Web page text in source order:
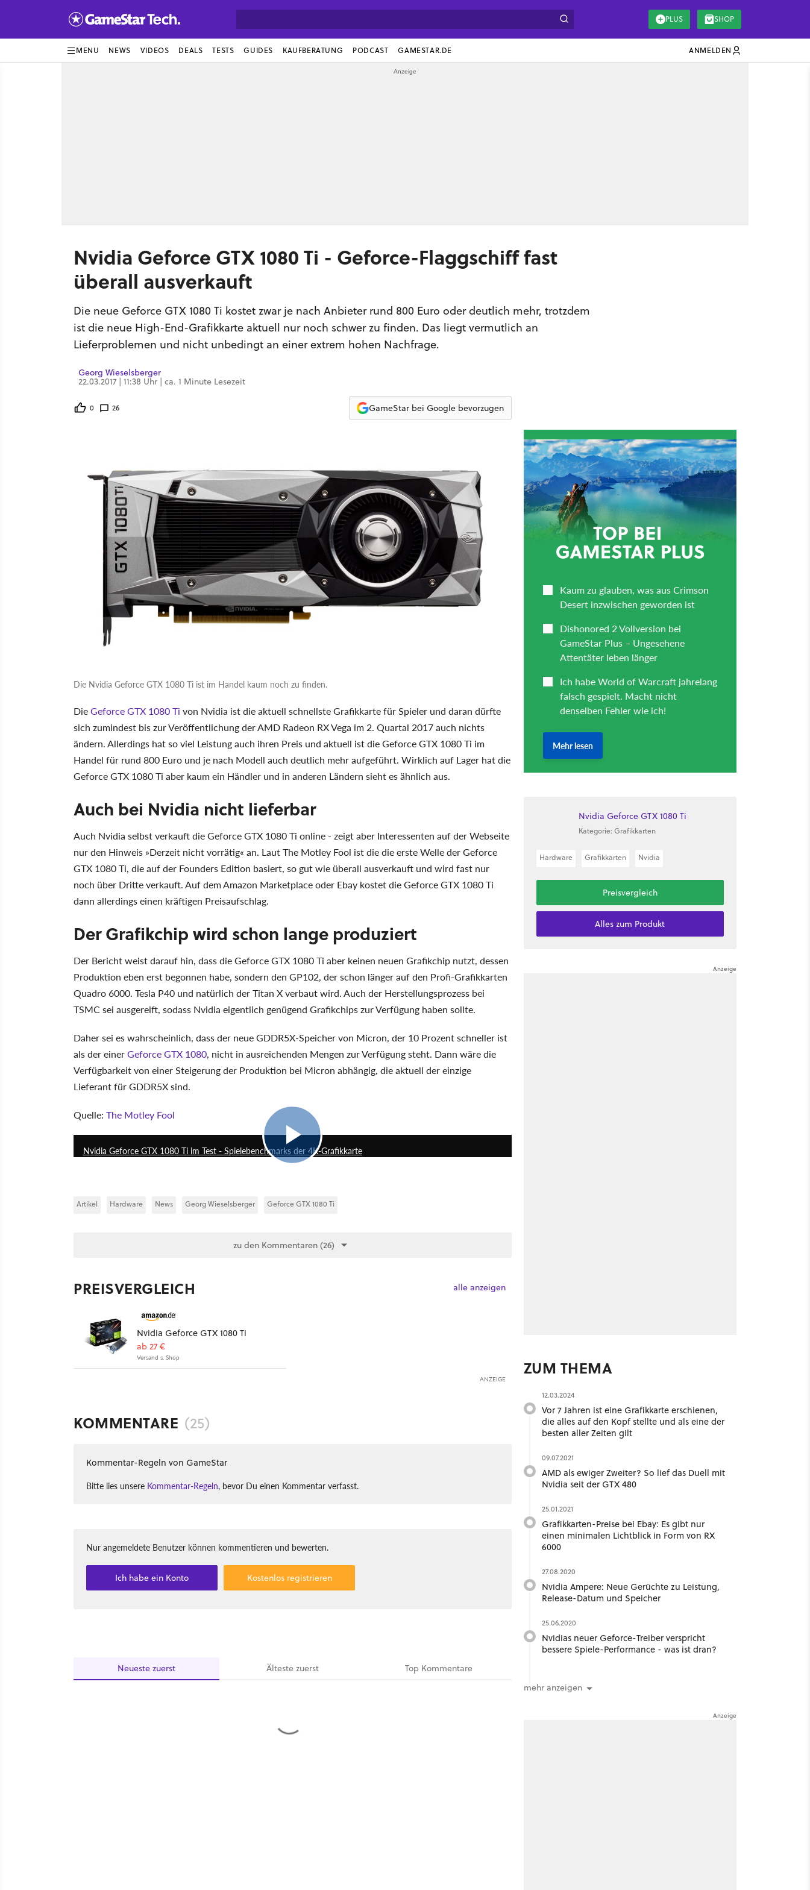
PLUS SHOP
MENU NEWS VIDEOS DEALS TESTS GUIDES KAUFBERATUNG PODCAST GAMESTAR.DE ANMELDEN
Nvidia Geforce GTX 1080 Ti - Geforce-Flaggschiff fast
überall ausverkauft
Die neue Geforce GTX 1080 Ti kostet zwar je nach Anbieter rund 800 Euro oder deutlich mehr, trotzdem
ist die neue High-End-Grafikkarte aktuell nur noch schwer zu finden. Das liegt vermutlich an
Lieferproblemen und nicht unbedingt an einer extrem hohen Nachfrage.
Georg Wieselsberger
22.03.2017 | 11:38 Uhr | ca. 1 Minute Lesezeit
0 26 GameStar bei Google bevorzugen
Die Nvidia Geforce GTX 1080 Ti ist im Handel kaum noch zu finden.
DieGeforce GTX 1080 Ti von Nvidia ist die aktuell schnellste Grafikkarte für Spieler und daran dürfte
sich zumindest bis zur Veröffentlichung der AMD Radeon RX Vega im 2. Quartal 2017 auch nichts
ändern. Allerdings hat so viel Leistung auch ihren Preis und aktuell ist die Geforce GTX 1080 Ti im
Handel für rund 800 Euro und je nach Modell auch deutlich mehr aufgeführt. Wirklich auf Lager hat die
Geforce GTX 1080 Ti aber kaum ein Händler und in anderen Ländern sieht es ähnlich aus.
Auch bei Nvidia nicht lieferbar
Auch Nvidia selbst verkauft die Geforce GTX 1080 Ti online - zeigt aber Interessenten auf der Webseite
nur den Hinweis »Derzeit nicht vorrätig« an. Laut The Motley Fool ist die die erste Welle der Geforce
GTX 1080 Ti, die auf der Founders Edition basiert, so gut wie überall ausverkauft und wird fast nur
noch über Dritte verkauft. Auf dem Amazon Marketplace oder Ebay kostet die Geforce GTX 1080 Ti
dann allerdings einen kräftigen Preisaufschlag.
Der Grafikchip wird schon lange produziert
Der Bericht weist darauf hin, dass die Geforce GTX 1080 Ti aber keinen neuen Grafikchip nutzt, dessen
Produktion eben erst begonnen habe, sondern den GP102, der schon länger auf den Profi-Grafikkarten
Quadro 6000. Tesla P40 und natürlich der Titan X verbaut wird. Auch der Herstellungsprozess bei
TSMC sei ausgereift, sodass Nvidia eigentlich genügend Grafikchips zur Verfügung haben sollte.
Daher sei es wahrscheinlich, dass der neue GDDR5X-Speicher von Micron, der 10 Prozent schneller ist
als der einerGeforce GTX 1080, nicht in ausreichenden Mengen zur Verfügung steht. Dann wäre die
Verfügbarkeit von einer Steigerung der Produktion bei Micron abhängig, die aktuell der einzige
Lieferant für GDDR5X sind.
Quelle: The Motley Fool
Nvidia Geforce GTX 1080 Ti im Test - Spielebenchmarks der 4K-Grafikkarte
Artikel Hardware News Georg Wieselsberger Geforce GTX 1080 Ti
zu den Kommentaren (26)
PREISVERGLEICH alle anzeigen
Nvidia Geforce GTX 1080 Ti
ab 27 €
Versand s. Shop
ANZEIGE
KOMMENTARE (25)
Kommentar-Regeln von GameStar
Bitte lies unsere Kommentar-Regeln, bevor Du einen Kommentar verfasst.
Nur angemeldete Benutzer können kommentieren und bewerten.
Ich habe ein Konto Kostenlos registrieren
Neueste zuerst Ältestezuerst Top Kommentare
Nvidia Geforce GTX 1080 Ti
Kategorie: Grafikkarten
Hardware Grafikkarten Nvidia
Preisvergleich
Alles zum Produkt
ZUM THEMA
12.03.2024
Vor 7 Jahren ist eine Grafikkarte erschienen,
die alles auf den Kopf stellte und als eine der
besten aller Zeiten gilt
09.07.2021
AMD als ewiger Zweiter? So lief das Duell mit
Nvidia seit der GTX 480
25.01.2021
Grafikkarten-Preise bei Ebay: Es gibt nur
einen minimalen Lichtblick in Form von RX
6000
27.08.2020
Nvidia Ampere: Neue Gerüchte zu Leistung,
Release-Datum und Speicher
25.06.2020
Nvidias neuer Geforce-Treiber verspricht
bessere Spiele-Performance - was ist dran?
mehr anzeigen